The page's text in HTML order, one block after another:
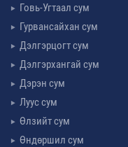
Говь-Угтаал сум
Гурвансайхан сум
Дэлгэрцогт сум
Дэлгэрхангай сум
Дэрэн сум
Луус сум
Өлзийт сум
Өндөршил сум